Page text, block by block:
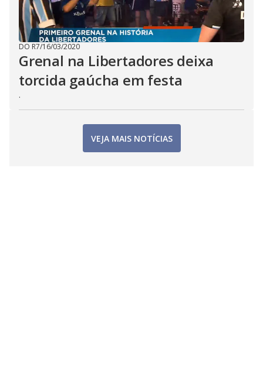
DO R7/16/03/2020
Grenal na Libertadores deixa
torcida gaúcha em festa
.
VEJA MAIS NOTÍCIAS